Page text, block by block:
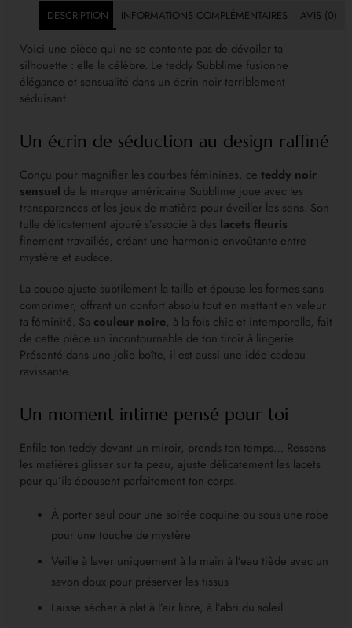
DESCRIPTION INFORMATIONS COMPLÉMENTAIRES AVIS (0)
Voici une pièce qui ne se contente pas de dévoiler ta
silhouette : elle la célèbre. Le teddy Subblime fusionne
élégance et sensualité dans un écrin noir terriblement
séduisant.
Un écrin de séduction au design raffiné
Conçu pour magnifier les courbes féminines, ce teddy noir
sensuel de la marque américaine Subblime joue avec les
transparences et les jeux de matière pour éveiller les sens. Son
tulle délicatement ajouré s’associe à des lacets fleuris
finement travaillés, créant une harmonie envoûtante entre
mystère et audace.
La coupe ajuste subtilement la taille et épouse les formes sans
comprimer, offrant un confort absolu tout en mettant en valeur
ta féminité. Sa couleur noire, à la fois chic et intemporelle, fait
de cette pièce un incontournable de ton tiroir à lingerie.
Présenté dans une jolie boîte, il est aussi une idée cadeau
ravissante.
Un moment intime pensé pour toi
Enfile ton teddy devant un miroir, prends ton temps… Ressens
les matières glisser sur ta peau, ajuste délicatement les lacets
pour qu’ils épousent parfaitement ton corps.
À porter seul pour une soirée coquine ou sous une robe
pour une touche de mystère
Veille à laver uniquement à la main à l’eau tiède avec un
savon doux pour préserver les tissus
Laisse sécher à plat à l’air libre, à l’abri du soleil